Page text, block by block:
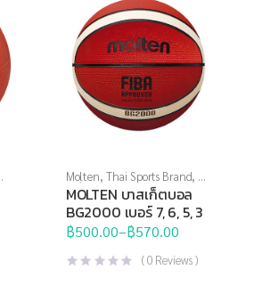
Molten, Thai Sports Brand, บา
สเก็ตบอล,ลูกบอล
MOLTEN บาสเก็ตบอล
BG2000 เบอร์ 7, 6, 5, 3
฿500.00–฿570.00
Price
range:
฿500.00
(0 Reviews )